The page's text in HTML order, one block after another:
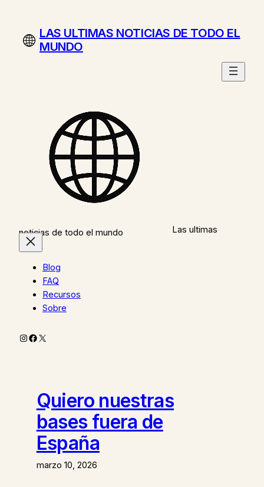
contenidoLAS ULTIMAS NOTICIAS DE TODO EL
MUNDO
Las ultimas
noticias de todo el mundo
Blog
FAQ
Recursos
Sobre
Instagram
Facebook
X
Quiero nuestras
bases fuera de
España
marzo 10, 2026